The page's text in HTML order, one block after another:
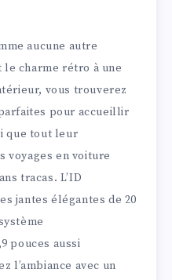
aucune autre
charme rétro à une
vous trouverez
pour accueillir
que tout leur
voyages en voiture
tracas. L’ID
jantes élégantes de 20
pouces aussi
l’ambiance avec un